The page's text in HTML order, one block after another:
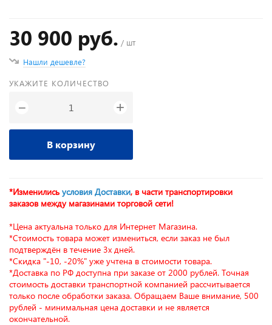
30 900 руб. / шт
Нашли дешевле?
УКАЖИТЕ КОЛИЧЕСТВО
− +
В корзину
*Изменились условия Доставки, в части транспортировки
заказов между магазинами торговой сети!
*Цена актуальна только для Интернет Магазина.
*Стоимость товара может измениться, если заказ не был
подтверждён в течение 3х дней.
*Скидка "-10, -20%" уже учтена в стоимости товара.
*Доставка по РФ доступна при заказе от 2000 рублей. Точная
стоимость доставки транспортной компанией рассчитывается
только после обработки заказа. Обращаем Ваше внимание, 500
рублей - минимальная цена доставки и не является
окончательной.